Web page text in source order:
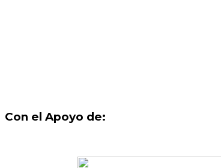
Con el Apoyo de: